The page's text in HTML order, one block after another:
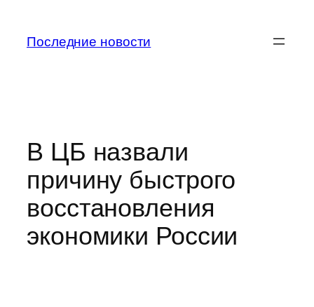
содержимому
Последние новости
В ЦБ назвали
причину быстрого
восстановления
экономики России